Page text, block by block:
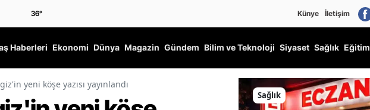
36° Künye İletişim
Haberleri Ekonomi Dünya Magazin Gündem Bilim ve Teknoloji Siyaset Sağlık Eğitim
yeni köşe yazısı yayınlandı
Sağlık